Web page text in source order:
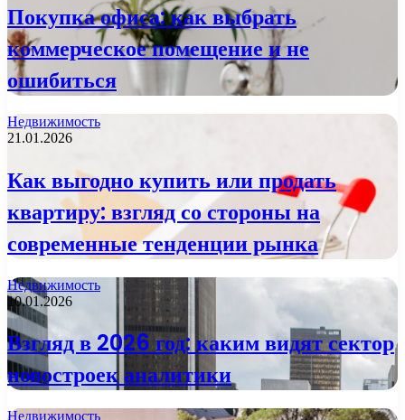
Покупка офиса: как выбрать
коммерческое помещение и не
ошибиться
Недвижимость
21.01.2026
Как выгодно купить или продать
квартиру: взгляд со стороны на
современные тенденции рынка
Недвижимость
10.01.2026
Взгляд в 2026 год: каким видят сектор
новостроек аналитики
Недвижимость